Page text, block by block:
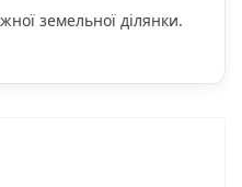
земельної ділянки.